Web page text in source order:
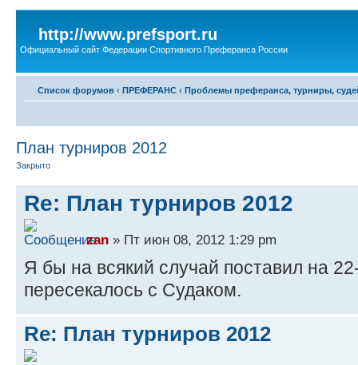
http://www.prefsport.ru
Официальный сайт Федерации Спортивного Преферанса России
Список форумов ‹ ПРЕФЕРАНС ‹ Проблемы преферанса, турниры,
План турниров 2012
Закрыто
Re: План турниров 2012
zan » Пт июн 08, 2012 1:29 pm
Я бы на всякий случай поставил на
пересекалось с Судаком.
Re: План турниров 2012